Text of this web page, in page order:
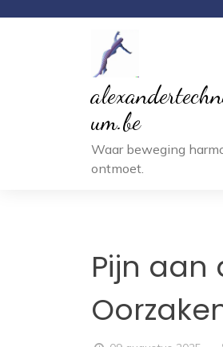
um.be
Waar beweging
ontmoet.
Pijn